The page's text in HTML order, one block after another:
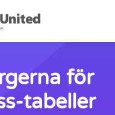
för
tabeller